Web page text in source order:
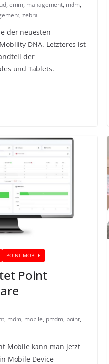
, emm, management, mdm,
, zebra
der neuesten
DNA. Letzteres ist
der
und Tablets.
POINT MOBILE
Point
, mdm, mobile, pmdm, point,
Mobile kann man jetzt
Mobile Device